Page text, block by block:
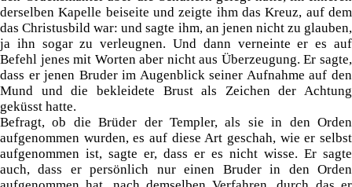
derselben Kapelle beiseite und zeigte ihm das Kreuz, auf dem
das Christusbild war: und sagte ihm, an jenen nicht zu glauben,
ja ihn sogar zu verleugnen. Und dann verneinte er es auf
Befehl jenes mit Worten aber nicht aus Überzeugung. Er sagte,
dass er jenen Bruder im Augenblick seiner Aufnahme auf den
Mund und die bekleidete Brust als Zeichen der Achtung
geküsst hatte.
Befragt, ob die Brüder der Templer, als sie in den Orden
aufgenommen wurden, es auf diese Art geschah, wie er selbst
aufgenommen ist, sagte er, dass er es nicht wisse. Er sagte
auch, dass er persönlich nur einen Bruder in den Orden